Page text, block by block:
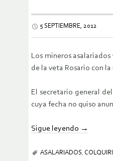
5 SEPTIEMBRE, 2012
Los mineros
de la veta Rosario con
El secretario general
cuya fecha no quiso
Sigue leyendo →
ASALARIADOS, COLQUIRI